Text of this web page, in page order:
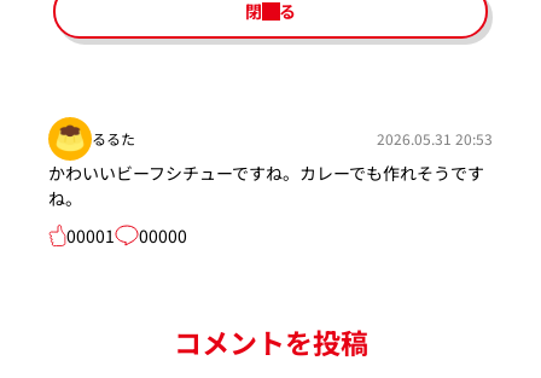
閉じる
るるた 2026.05.31 20:53
かわいいビーフシチューですね。カレーでも作れそうです
ね。
00001
00000
コメントを投稿